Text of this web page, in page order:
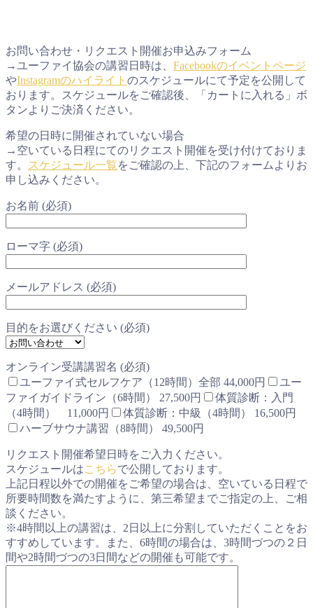
お問い合わせ・リクエスト開催お申込みフォーム
→ユーファイ協会の講習日時は、 Facebookのイベントページ
やInstagramのハイライト のスケジュールにて予定を公開して
おります。スケジュールをご確認後、「カートに入れる」ボ
タンよりご決済ください。
希望の日時に開催されていない場合
→空いている日程にてのリクエスト開催を受け付けておりま
す。 スケジュール一覧をご確認の上、下記のフォームよりお
申し込みください。
お名前 (必須)
ローマ字 (必須)
メールアドレス (必須)
目的をお選びください (必須)
オンライン受講講習名 (必須)
ユーファイ式セルフケア（12時間）全部 44,000円
ユー
ファイガイドライン（6時間） 27,500円
体質診断：入門
（4時間） 11,000円
体質診断：中級（4時間） 16,500円
ハーブサウナ講習（8時間） 49,500円
リクエスト開催希望日時をご入力ください。
スケジュールはこちらで公開しております。
上記日程以外での開催をご希望の場合は、空いている日程で
所要時間数を満たすように、第三希望までご指定の上、ご相
談ください。
※4時間以上の講習は、2日以上に分割していただくことをお
すすめしています。また、6時間の場合は、3時間づつの２日
間や2時間づつの3日間などの開催も可能です。